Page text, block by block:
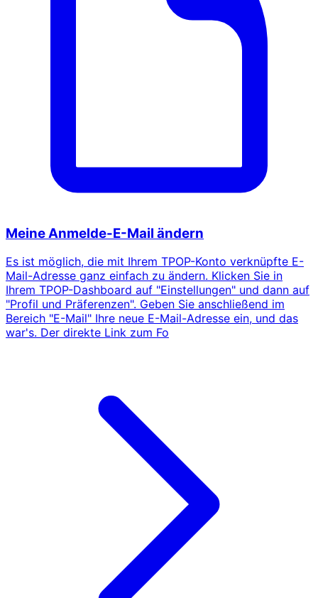
Meine Anmelde-E-Mail ändern
Es ist möglich, die mit Ihrem TPOP-Konto verknüpfte E-
Mail-Adresse ganz einfach zu ändern. Klicken Sie in
Ihrem TPOP-Dashboard auf "Einstellungen" und dann auf
"Profil und Präferenzen". Geben Sie anschließend im
Bereich "E-Mail" Ihre neue E-Mail-Adresse ein, und das
war's. Der direkte Link zum Fo